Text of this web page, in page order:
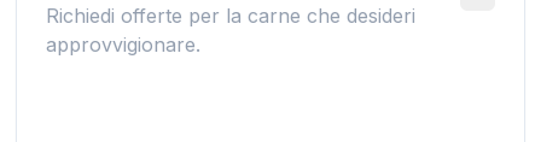
Richiedi offerte per la carne che desideri
approvvigionare.